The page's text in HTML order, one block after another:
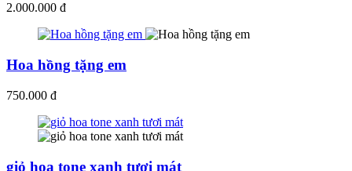
2.000.000 đ
Hoa hồng tặng em
750.000 đ
giỏ hoa tone xanh tươi mát